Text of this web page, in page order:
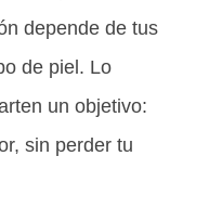
depende de tus
de piel. Lo
un objetivo:
sin perder tu